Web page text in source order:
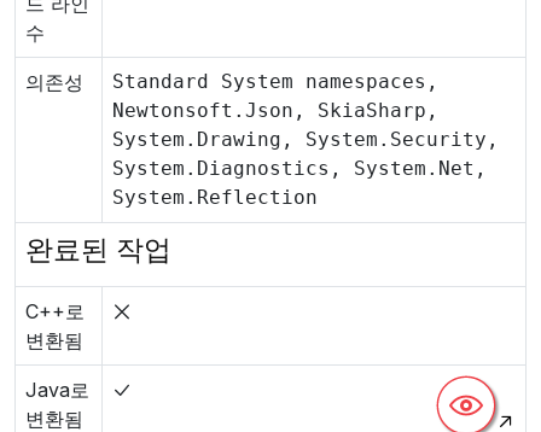
수
의존성
Standard System namespaces,
Newtonsoft.Json, SkiaSharp,
System.Drawing, System.Security,
System.Diagnostics, System.Net,
System.Reflection
완료된 작업
C++로
변환됨
Java로
변환됨